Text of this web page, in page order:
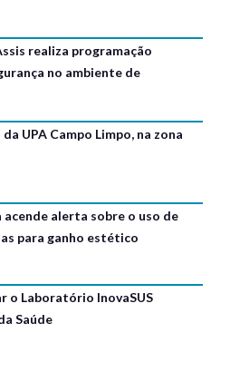
realiza programação
no ambiente de
UPA Campo Limpo, na zona
alerta sobre o uso de
para ganho estético
o Laboratório InovaSUS
Saúde